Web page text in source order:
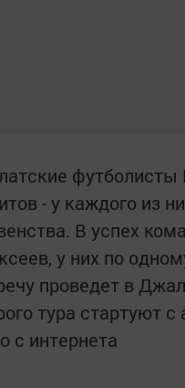
- у каждого из
В успех
у них по
проведет в
тура стартуют с
с интернета